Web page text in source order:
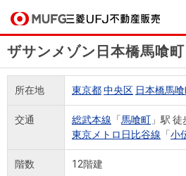
買いたいTOP
売りたいTOP
店舗案内TOP
会社情報TOP
採用情報TOP
買いたい
売りたい
ザサンメゾン日本橋馬喰町
所在地 東京都中央区 日本橋馬
交通 総武本線 「馬喰町 」駅
東京メトロ日比谷線 「小
階数 12階建